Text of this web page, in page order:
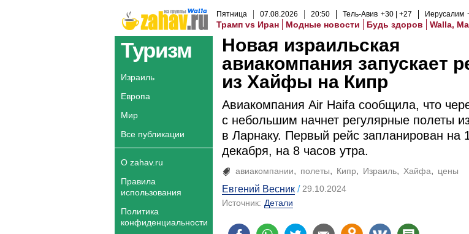
Пятница 07.08.2026 20:50 Тель-Авив +30 +27 Иерусалим
Трамп vs Иран Модные новости Будь здоров Walla,
Туризм
Израиль
Европа
Мир
Все публикации
О zahav.ru
Правила
использования
Политика
конфиденциальности
Новая израильская
авиакомпания запускает
из Хайфы на Кипр
Авиакомпания Air Haifa сообщила, что
с небольшим начнет регулярные полеты
в Ларнаку. Первый рейс запланирован на
декабря, на 8 часов утра.
авиакомпании полеты Кипр Израиль Хайфа цены
Евгений Весник
29.10.2024
Источник: Детали